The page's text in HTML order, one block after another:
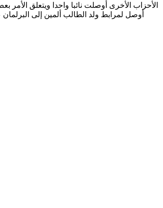
الأحزاب الأخرى أوصلت نائبا واحدا ويتعلق
أوصل لمرابط ولد الطالب ألمين إلى